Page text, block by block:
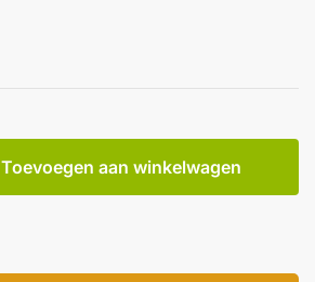
Toevoegen aan winkelwagen